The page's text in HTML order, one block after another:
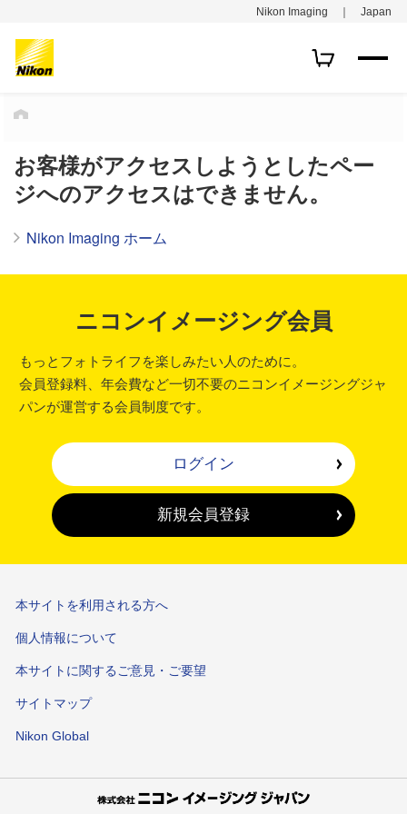
Nikon Imaging ｜ Japan
HOME
お客様がアクセスしようとしたペー
ジへのアクセスはできません。
Nikon Imaging ホーム
ニコンイメージング会員
もっとフォトライフを楽しみたい人のために。
会員登録料、年会費など一切不要のニコンイメージングジャ
パンが運営する会員制度です。
ログイン
新規会員登録
本サイトを利用される方へ
個人情報について
本サイトに関するご意見・ご要望
サイトマップ
Nikon Global